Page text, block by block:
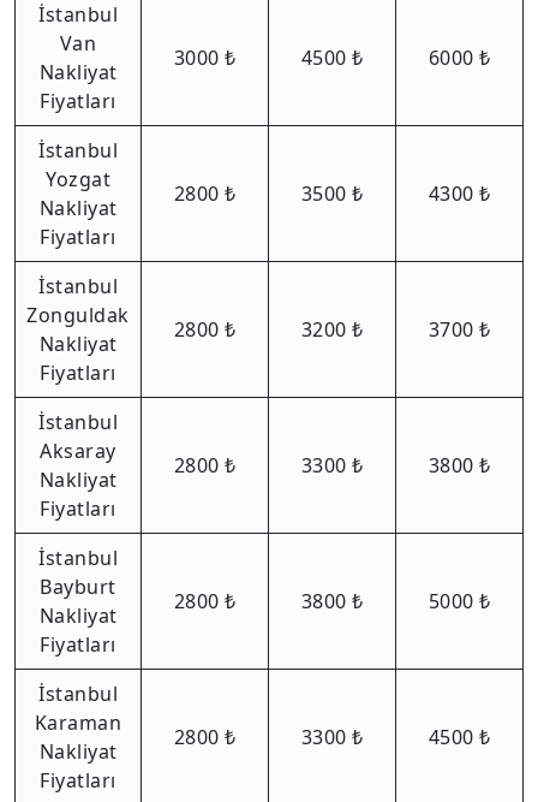
İstanbul
Van
Nakliyat
Fiyatları
3000 ₺ 4500 ₺ 6000 ₺
İstanbul
Yozgat
Nakliyat
Fiyatları
2800 ₺ 3500 ₺ 4300 ₺
İstanbul
Zonguldak
Nakliyat
Fiyatları
2800 ₺ 3200 ₺ 3700 ₺
İstanbul
Aksaray
Nakliyat
Fiyatları
2800 ₺ 3300 ₺ 3800 ₺
İstanbul
Bayburt
Nakliyat
Fiyatları
2800 ₺ 3800 ₺ 5000 ₺
İstanbul
Karaman
Nakliyat
Fiyatları
2800 ₺ 3300 ₺ 4500 ₺